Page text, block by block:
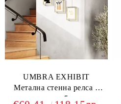
UMBRA EXHIBIT
Метална стенна релса с
комплект от 5 рамки,